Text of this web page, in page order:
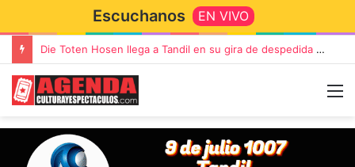
Escuchanos EN VIVO
“TIRRIA” llega a Tandil con un elenco de lujo encabezado por Capusotto, Spregelburd y Stefani